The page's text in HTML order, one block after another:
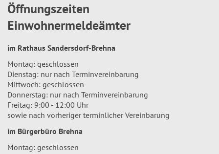
Öffnungszeiten
Einwohnermeldeämter
im Rathaus Sandersdorf-Brehna
Montag: geschlossen
Dienstag: nur nach Terminvereinbarung
Mittwoch: geschlossen
Donnerstag: nur nach Terminvereinbarung
Freitag: 9:00 - 12:00 Uhr
sowie nach vorheriger terminlicher Vereinbarung
im Bürgerbüro Brehna
Montag: geschlossen